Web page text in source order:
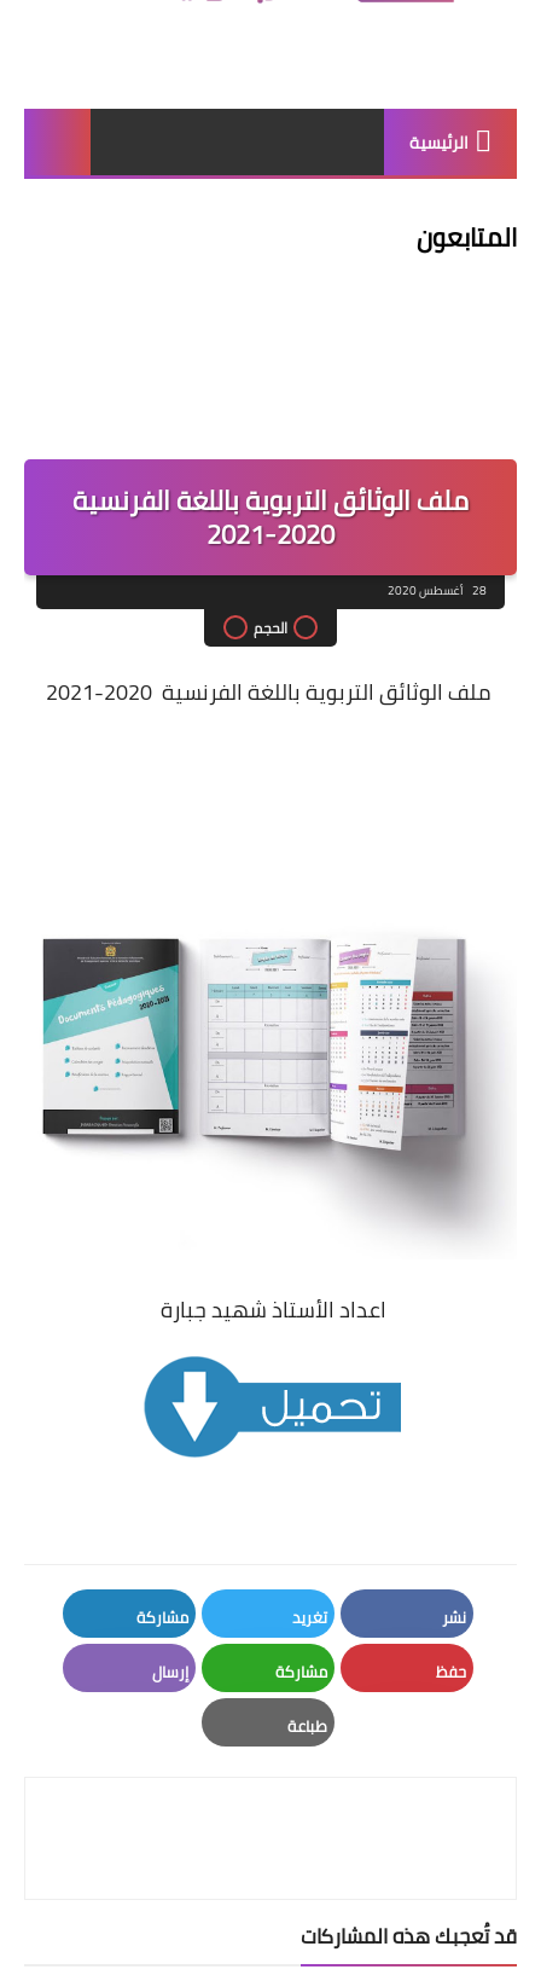
الرئيسية
المتابعون
ملف الوثائق التربوية باللغة الفرنسية
2020-2021
28 أغسطس 2020
الحجم
ملف الوثائق التربوية باللغة الفرنسية 2020-2021
اعداد الأستاذ شهيد جبارة
نشر
Facebook
تغريد
Twitter
مشاركة
LinkedIn
حفظ مشاركة
Whatsapp
إرسال
طباعة
قد تُعجبك هذه المشاركات